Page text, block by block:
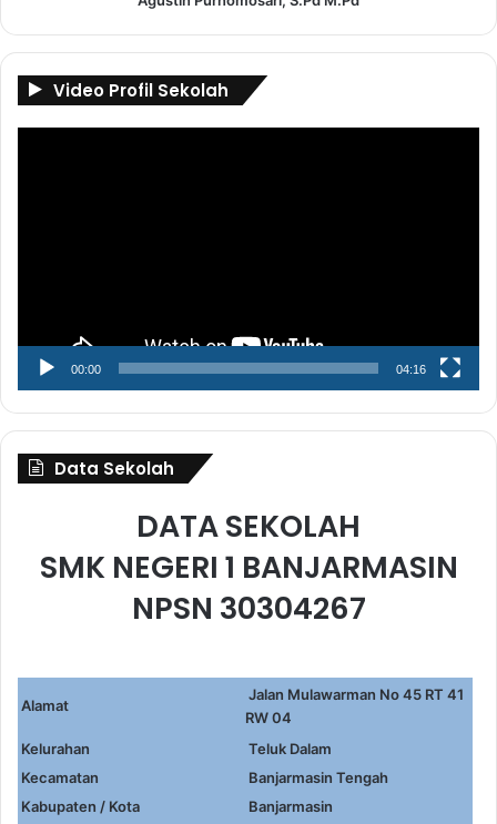
Video Profil Sekolah
00:00 04:16
Data Sekolah
DATA SEKOLAH
SMK NEGERI 1 BANJARMASIN
NPSN 30304267
Alamat
Jalan Mulawarman No 45 RT 41
RW 04
Kelurahan
Teluk Dalam
Kecamatan
Banjarmasin Tengah
Kabupaten / Kota
Banjarmasin